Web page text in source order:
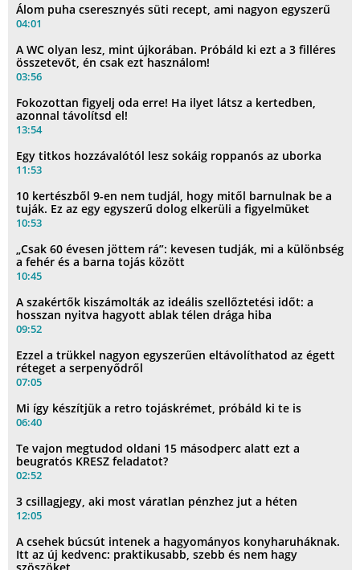
Álom puha cseresznyés süti recept, ami nagyon egyszerű
04:01
A WC olyan lesz, mint újkorában. Próbáld ki ezt a 3 filléres
összetevőt, én csak ezt használom!
03:56
Fokozottan figyelj oda erre! Ha ilyet látsz a kertedben,
azonnal távolítsd el!
13:54
Egy titkos hozzávalótól lesz sokáig roppanós az uborka
11:53
10 kertészből 9-en nem tudjál, hogy mitől barnulnak be a
tuják. Ez az egy egyszerű dolog elkerüli a figyelmüket
10:53
„Csak 60 évesen jöttem rá”: kevesen tudják, mi a különbség
a fehér és a barna tojás között
10:45
A szakértők kiszámolták az ideális szellőztetési időt: a
hosszan nyitva hagyott ablak télen drága hiba
09:52
Ezzel a trükkel nagyon egyszerűen eltávolíthatod az égett
réteget a serpenyődről
07:05
Mi így készítjük a retro tojáskrémet, próbáld ki te is
06:40
Te vajon megtudod oldani 15 másodperc alatt ezt a
beugratós KRESZ feladatot?
02:52
3 csillagjegy, aki most váratlan pénzhez jut a héten
12:05
A csehek búcsút intenek a hagyományos konyharuháknak.
Itt az új kedvenc: praktikusabb, szebb és nem hagy